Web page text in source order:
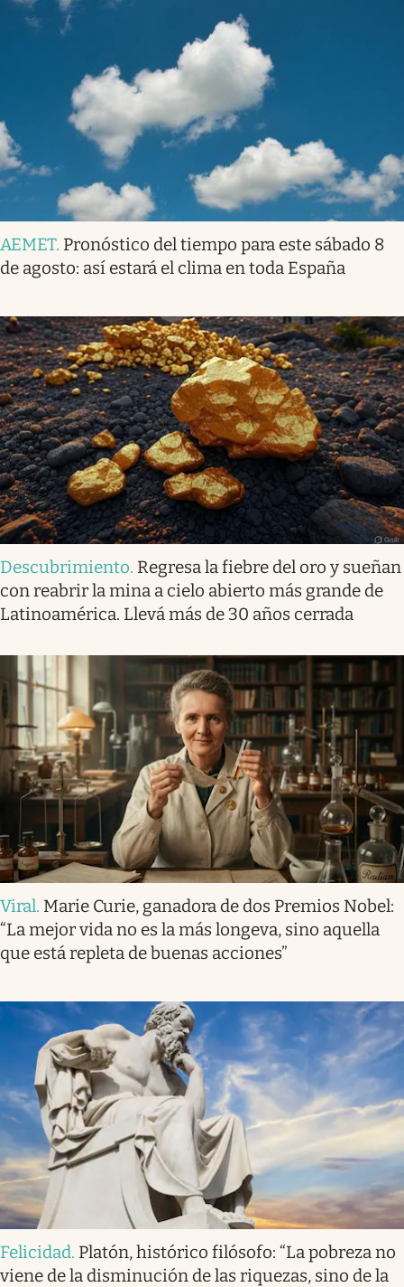
AEMET. Pronóstico del tiempo para este sábado 8
de agosto: así estará el clima en toda España
Descubrimiento. Regresa la fiebre del oro y sueñan
con reabrir la mina a cielo abierto más grande de
Latinoamérica. Llevá más de 30 años cerrada
Viral. Marie Curie, ganadora de dos Premios Nobel:
“La mejor vida no es la más longeva, sino aquella
que está repleta de buenas acciones”
Felicidad. Platón, histórico filósofo: “La pobreza no
viene de la disminución de las riquezas, sino de la